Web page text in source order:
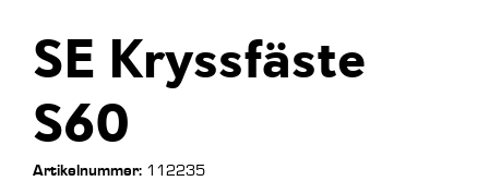
SE Kryssfäste
S60
Artikelnummer:112235